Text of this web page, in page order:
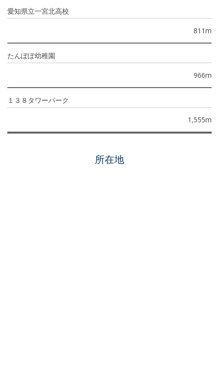
愛知県立一宮北高校
811m
たんぽぽ幼稚園
966m
１３８タワーパーク
1,555m
所在地